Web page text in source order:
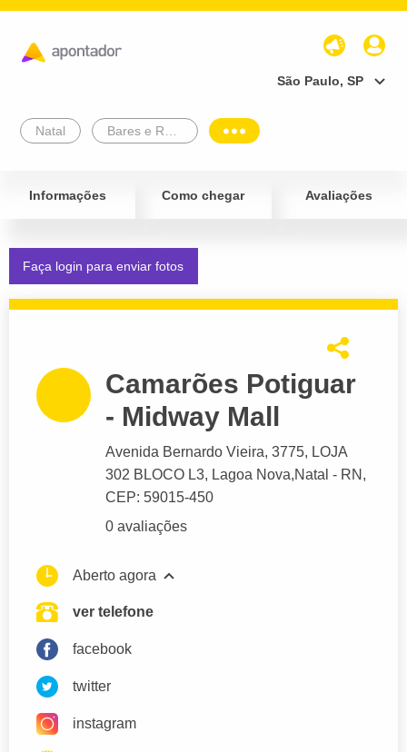
São Paulo, SP
Natal
Informações Como chegar Avaliações
Faça login para enviar fotos
Camarões Potiguar
- Midway Mall
Avenida Bernardo Vieira, 3775, LOJA
302 BLOCO L3, Lagoa Nova,Natal - RN,
CEP: 59015-450
0 avaliações
Aberto agora
ver telefone
facebook
twitter
instagram